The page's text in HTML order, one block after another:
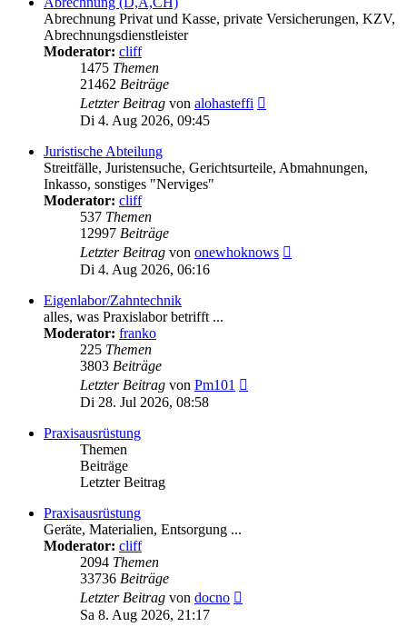
Abrechnung Privat und Kasse, private Versicherungen, KZV,
Abrechnungsdienstleister
Moderator: cliff
1475 Themen
21462 Beiträge
Letzter Beitrag von alohasteffi
Di 4. Aug 2026, 09:45
Juristische Abteilung
Streitfälle, Juristensuche, Gerichtsurteile, Abmahnungen,
Inkasso, sonstiges "Nerviges"
Moderator: cliff
537 Themen
12997 Beiträge
Letzter Beitrag von onewhoknows
Di 4. Aug 2026, 06:16
Eigenlabor/Zahntechnik
alles, was Praxislabor betrifft ...
Moderator: franko
225 Themen
3803 Beiträge
Letzter Beitrag von Pm101
Di 28. Jul 2026, 08:58
Praxisausrüstung
Themen
Beiträge
Letzter Beitrag
Praxisausrüstung
Geräte, Materialien, Entsorgung ...
Moderator: cliff
2094 Themen
33736 Beiträge
Letzter Beitrag von docno
Sa 8. Aug 2026, 21:17